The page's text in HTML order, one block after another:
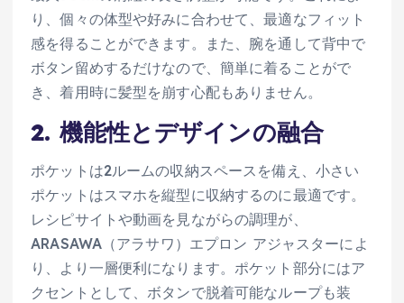
り、個々の体型や好みに合わせて、最適なフィット
感を得ることができます。また、腕を通して背中で
ボタン留めするだけなので、簡単に着ることがで
き、着用時に髪型を崩す心配もありません。
2. 機能性とデザインの融合
ポケットは2ルームの収納スペースを備え、小さい
ポケットはスマホを縦型に収納するのに最適です。
レシピサイトや動画を見ながらの調理が、
ARASAWA（アラサワ）エプロン アジャスターによ
り、より一層便利になります。ポケット部分にはア
クセントとして、ボタンで脱着可能なループも装